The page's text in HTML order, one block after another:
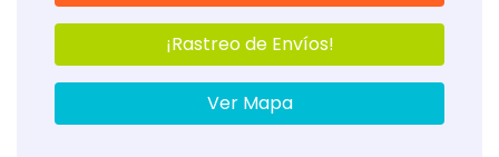
¡Rastreo de Envíos!
Ver Mapa